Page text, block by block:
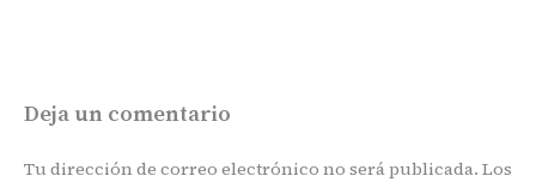
Deja un comentario
Tu dirección de correo electrónico no será publicada. Los